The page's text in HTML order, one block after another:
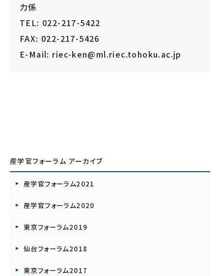
力係
TEL: 022-217-5422
FAX: 022-217-5426
E-Mail: riec-ken@ml.riec.tohoku.ac.jp
産学官フォーラム アーカイブ
産学官フォーラム2021
産学官フォーラム2020
東京フォーラム2019
仙台フォーラム2018
東京フォーラム2017